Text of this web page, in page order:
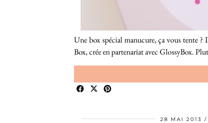
Une box spécial manucure, ça vous tente ?
Box, crée en partenariat avec GlossyBox.
28 MAI 2013